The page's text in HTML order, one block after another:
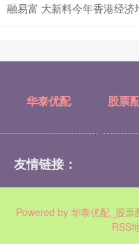
融易富 大新料今年香港经济
华泰优配 股票
友情链接：
Powered by 华泰优配_股票
RSS